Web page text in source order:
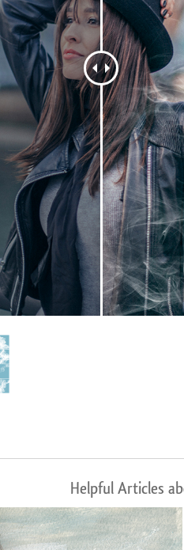
Produktfotoredigering
Helpful Articles